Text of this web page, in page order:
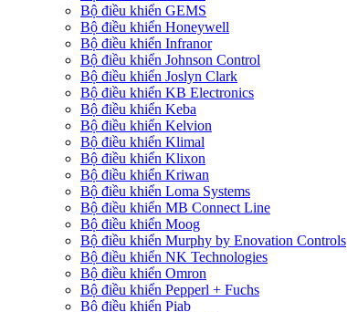
Bộ điều khiển GEMS
Bộ điều khiển Honeywell
Bộ điều khiển Infranor
Bộ điều khiển Johnson Control
Bộ điều khiển Joslyn Clark
Bộ điều khiển KB Electronics
Bộ điều khiển Keba
Bộ điều khiển Kelvion
Bộ điều khiển Klimal
Bộ điều khiển Klixon
Bộ điều khiển Kriwan
Bộ điều khiển Loma Systems
Bộ điều khiển MB Connect Line
Bộ điều khiển Moog
Bộ điều khiển Murphy by Enovation Controls
Bộ điều khiển NK Technologies
Bộ điều khiển Omron
Bộ điều khiển Pepperl + Fuchs
Bộ điều khiển Piab